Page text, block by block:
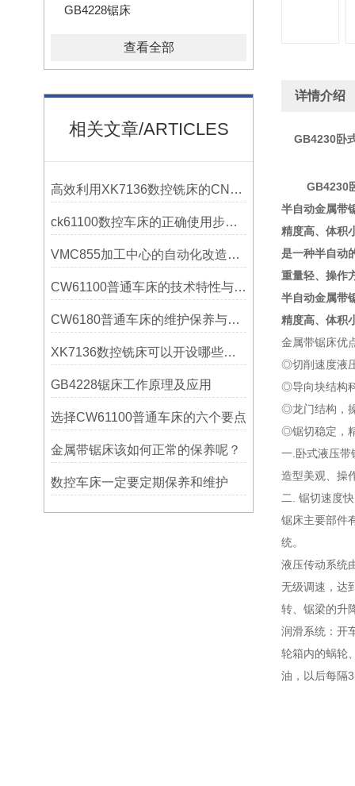
GB4228锯床
查看全部
相关文章/ARTICLES
高效利用XK7136数控铣床的CNC系统？
ck61100数控车床的正确使用步骤是什么？
VMC855加工中心的自动化改造与智能化应用说明
CW61100普通车床的技术特性与操作优势
CW6180普通车床的维护保养与延长使用寿命技巧说明
XK7136数控铣床可以开设哪些考核项目？
GB4228锯床工作原理及应用
选择CW61100普通车床的六个要点
金属带锯床该如何正常的保养呢？
数控车床一定要定期保养和维护
详情介绍
GB4230卧
GB4230
半自动金属带
精度高、体积
是一种半自动
重量轻、操作
半自动金属带
精度高、体积
金属带锯床优
◎切削速度液
◎导向块结构
◎龙门结构，
◎锯切稳定，
一.卧式液压带
造型美观、操
二. 锯切速度
锯床主要部件
统。
液压传动系统
无级调速，达
转、锯梁的升
润滑系统：开
轮箱内的蜗轮
油，以后每隔